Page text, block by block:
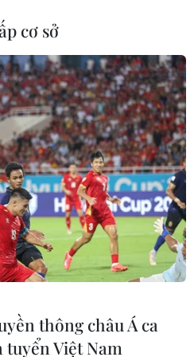
nhập viện cấp
mì
Đa khoa khu vực Long
trường hợp có biểu hiện
mặt, kiết lỵ, sốt sau khi ăn
chua và rau.
cơ sở
thông châu Á ca
Việt Nam